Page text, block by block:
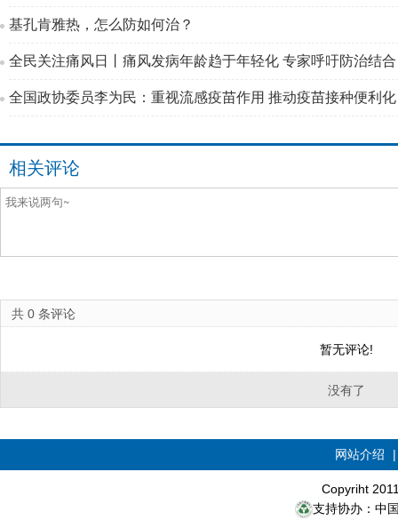
基孔肯雅热，怎么防如何治？
全民关注痛风日丨痛风发病年龄趋于年轻化 专家呼吁防治结合
全国政协委员李为民：重视流感疫苗作用 推动疫苗接种便利化
相关评论
共 0 条评论
暂无评论!
没有了
网站介绍
Copyriht
支持协办：中